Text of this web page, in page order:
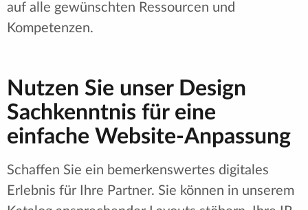
auf alle gewünschten Ressourcen und
Kompetenzen.
Nutzen Sie unser Design
Sachkenntnis für eine
einfache Website-Anpassung
Schaffen Sie ein bemerkenswertes digitales
Erlebnis für Ihre Partner. Sie können in unserem